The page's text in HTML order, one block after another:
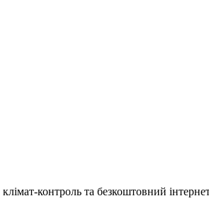
клімат-контроль та безкоштовний